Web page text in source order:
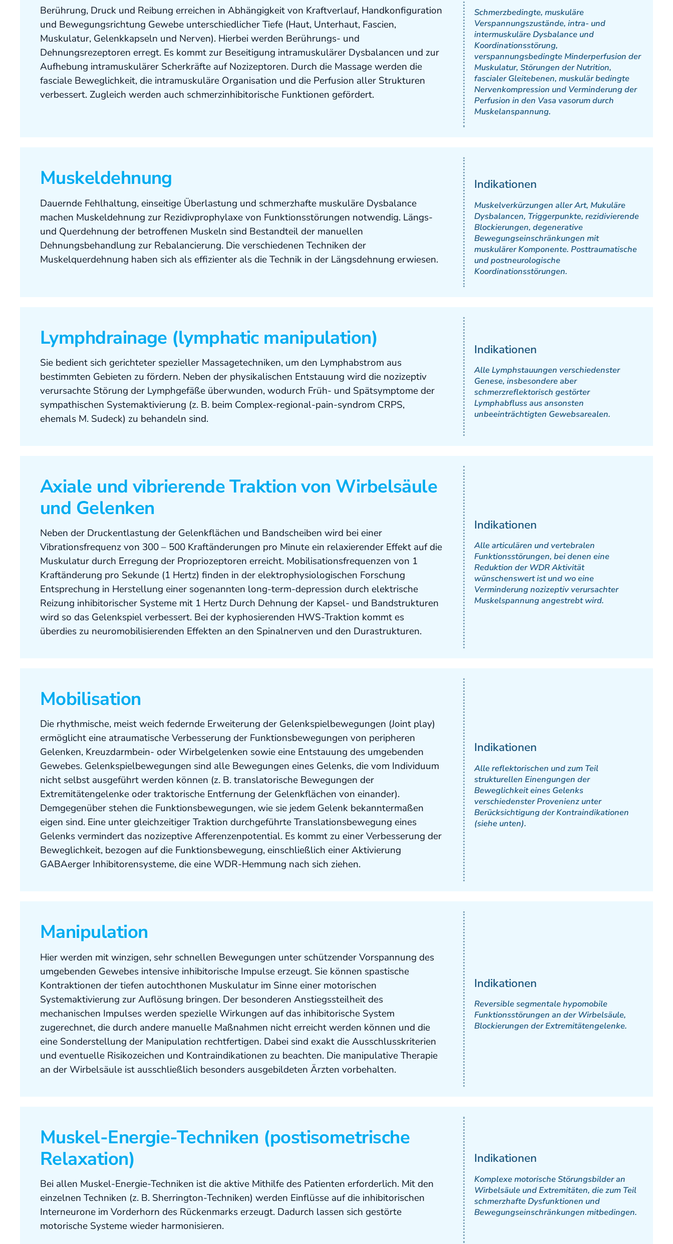
Berührung, Druck und Reibung erreichen in Abhängigkeit von Kraftverlauf, Handkonfiguration
und Bewegungsrichtung Gewebe unterschiedlicher Tiefe (Haut, Unterhaut, Fascien,
Muskulatur, Gelenkkapseln und Nerven). Hierbei werden Berührungs- und
Dehnungsrezeptoren erregt. Es kommt zur Beseitigung intramuskulärer Dysbalancen und zur
Aufhebung intramuskulärer Scherkräfte auf Nozizeptoren. Durch die Massage werden die
fasciale Beweglichkeit, die intramuskuläre Organisation und die Perfusion aller Strukturen
verbessert. Zugleich werden auch schmerzinhibitorische Funktionen gefördert.
Schmerzbedingte, muskuläre
Verspannungszustände, intra- und
intermuskuläre Dysbalance und
Koordinationsstörung,
verspannungsbedingte Minderperfusion der
Muskulatur, Störungen der Nutrition,
fascialer Gleitebenen, muskulär bedingte
Nervenkompression und Verminderung der
Perfusion in den Vasa vasorum durch
Muskelanspannung.
Muskeldehnung
Dauernde Fehlhaltung, einseitige Überlastung und schmerzhafte muskuläre Dysbalance
machen Muskeldehnung zur Rezidivprophylaxe von Funktionsstörungen notwendig. Längs-
und Querdehnung der betroffenen Muskeln sind Bestandteil der manuellen
Dehnungsbehandlung zur Rebalancierung. Die verschiedenen Techniken der
Muskelquerdehnung haben sich als effizienter als die Technik in der Längsdehnung erwiesen.
Indikationen
Muskelverkürzungen aller Art, Mukuläre
Dysbalancen, Triggerpunkte, rezidivierende
Blockierungen, degenerative
Bewegungseinschränkungen mit
muskulärer Komponente. Posttraumatische
und postneurologische
Koordinationsstörungen.
Lymphdrainage (lymphatic manipulation)
Sie bedient sich gerichteter spezieller Massagetechniken, um den Lymphabstrom aus
bestimmten Gebieten zu fördern. Neben der physikalischen Entstauung wird die nozizeptiv
verursachte Störung der Lymphgefäße überwunden, wodurch Früh- und Spätsymptome der
sympathischen Systemaktivierung (z. B. beim Complex-regional-pain-syndrom CRPS,
ehemals M. Sudeck) zu behandeln sind.
Indikationen
Alle Lymphstauungen verschiedenster
Genese, insbesondere aber
schmerzreflektorisch gestörter
Lymphabfluss aus ansonsten
unbeeinträchtigten Gewebsarealen.
Axiale und vibrierende Traktion von Wirbelsäule
und Gelenken
Neben der Druckentlastung der Gelenkflächen und Bandscheiben wird bei einer
Vibrationsfrequenz von 300 – 500 Kraftänderungen pro Minute ein relaxierender Effekt auf die
Muskulatur durch Erregung der Propriozeptoren erreicht. Mobilisationsfrequenzen von 1
Kraftänderung pro Sekunde (1 Hertz) finden in der elektrophysiologischen Forschung
Entsprechung in Herstellung einer sogenannten long-term-depression durch elektrische
Reizung inhibitorischer Systeme mit 1 Hertz Durch Dehnung der Kapsel- und Bandstrukturen
wird so das Gelenkspiel verbessert. Bei der kyphosierenden HWS-Traktion kommt es
überdies zu neuromobilisierenden Effekten an den Spinalnerven und den Durastrukturen.
Indikationen
Alle articulären und vertebralen
Funktionsstörungen, bei denen eine
Reduktion der WDR Aktivität
wünschenswert ist und wo eine
Verminderung nozizeptiv verursachter
Muskelspannung angestrebt wird.
Mobilisation
Die rhythmische, meist weich federnde Erweiterung der Gelenkspielbewegungen (Joint play)
ermöglicht eine atraumatische Verbesserung der Funktionsbewegungen von peripheren
Gelenken, Kreuzdarmbein- oder Wirbelgelenken sowie eine Entstauung des umgebenden
Gewebes. Gelenkspielbewegungen sind alle Bewegungen eines Gelenks, die vom Individuum
nicht selbst ausgeführt werden können (z. B. translatorische Bewegungen der
Extremitätengelenke oder traktorische Entfernung der Gelenkflächen von einander).
Demgegenüber stehen die Funktionsbewegungen, wie sie jedem Gelenk bekanntermaßen
eigen sind. Eine unter gleichzeitiger Traktion durchgeführte Translationsbewegung eines
Gelenks vermindert das nozizeptive Afferenzenpotential. Es kommt zu einer Verbesserung der
Beweglichkeit, bezogen auf die Funktionsbewegung, einschließlich einer Aktivierung
GABAerger Inhibitorensysteme, die eine WDR-Hemmung nach sich ziehen.
Indikationen
Alle reflektorischen und zum Teil
strukturellen Einengungen der
Beweglichkeit eines Gelenks
verschiedenster Provenienz unter
Berücksichtigung der Kontraindikationen
(siehe unten).
Manipulation
Hier werden mit winzigen, sehr schnellen Bewegungen unter schützender Vorspannung des
umgebenden Gewebes intensive inhibitorische Impulse erzeugt. Sie können spastische
Kontraktionen der tiefen autochthonen Muskulatur im Sinne einer motorischen
Systemaktivierung zur Auflösung bringen. Der besonderen Anstiegssteilheit des
mechanischen Impulses werden spezielle Wirkungen auf das inhibitorische System
zugerechnet, die durch andere manuelle Maßnahmen nicht erreicht werden können und die
eine Sonderstellung der Manipulation rechtfertigen. Dabei sind exakt die Ausschlusskriterien
und eventuelle Risikozeichen und Kontraindikationen zu beachten. Die manipulative Therapie
an der Wirbelsäule ist ausschließlich besonders ausgebildeten Ärzten vorbehalten.
Indikationen
Reversible segmentale hypomobile
Funktionsstörungen an der Wirbelsäule,
Blockierungen der Extremitätengelenke.
Muskel-Energie-Techniken (postisometrische
Relaxation)
Bei allen Muskel-Energie-Techniken ist die aktive Mithilfe des Patienten erforderlich. Mit den
einzelnen Techniken (z. B. Sherrington-Techniken) werden Einflüsse auf die inhibitorischen
Interneurone im Vorderhorn des Rückenmarks erzeugt. Dadurch lassen sich gestörte
motorische Systeme wieder harmonisieren.
Indikationen
Komplexe motorische Störungsbilder an
Wirbelsäule und Extremitäten, die zum Teil
schmerzhafte Dysfunktionen und
Bewegungseinschränkungen mitbedingen.